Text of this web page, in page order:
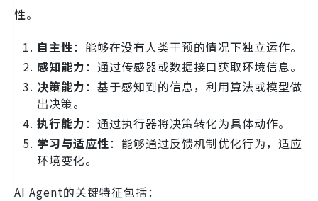
性。
自主性：能够在没有人类干预的情况下独立运作。
感知能力：通过传感器或数据接口获取环境信息。
决策能力：基于感知到的信息，利用算法或模型做
出决策。
执行能力：通过执行器将决策转化为具体动作。
学习与适应性：能够通过反馈机制优化行为，适应
环境变化。
AI Agent的关键特征包括：